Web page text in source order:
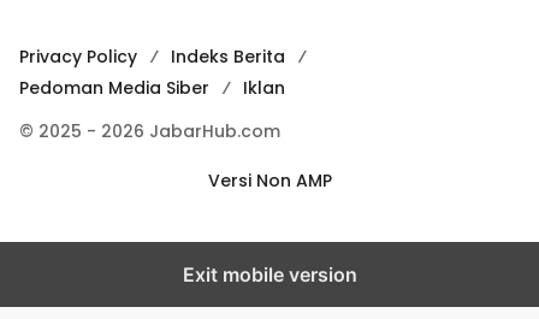
Privacy Policy
Indeks Berita
Pedoman Media Siber
Iklan
© 2025 - 2026 JabarHub.com
Versi Non AMP
Exit mobile version